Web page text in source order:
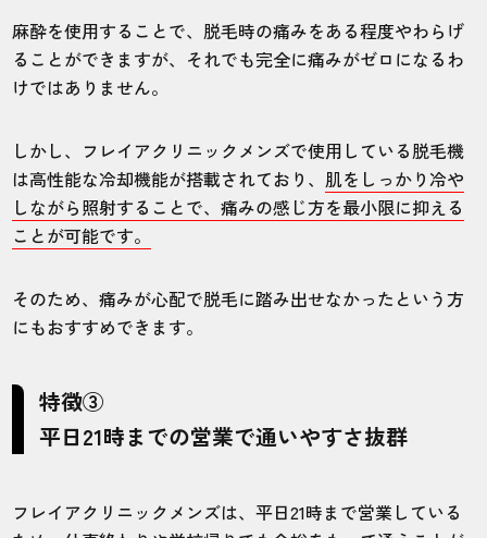
麻酔を使用することで、脱毛時の痛みをある程度やわらげ
ることができますが、それでも完全に痛みがゼロになるわ
けではありません。
しかし、フレイアクリニックメンズで使用している脱毛機
は高性能な冷却機能が搭載されており、 肌をしっかり冷や
しながら照射することで、痛みの感じ方を最小限に抑える
ことが可能です。
そのため、痛みが心配で脱毛に踏み出せなかったという方
にもおすすめできます。
特徴③
平日21時までの営業で通いやすさ抜群
フレイアクリニックメンズは、平日21時まで営業している